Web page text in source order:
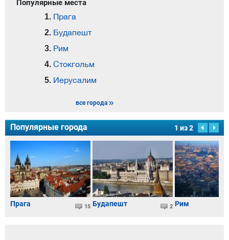
Популярные места
Прага
Будапешт
Рим
Стокгольм
Иерусалим
все города
Популярные города 1 из2
Прага 15 Будапешт 2 Рим